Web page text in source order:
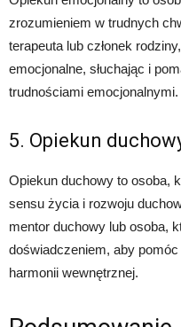
zrozumieniem w trudnych
terapeuta lub członek
emocjonalne, słuchając i
trudnościami emocjonalnymi.
5. Opiekun
Opiekun duchowy to osoba,
sensu życia i rozwoju
mentor duchowy lub osoba,
doświadczeniem, aby
harmonii wewnętrznej.